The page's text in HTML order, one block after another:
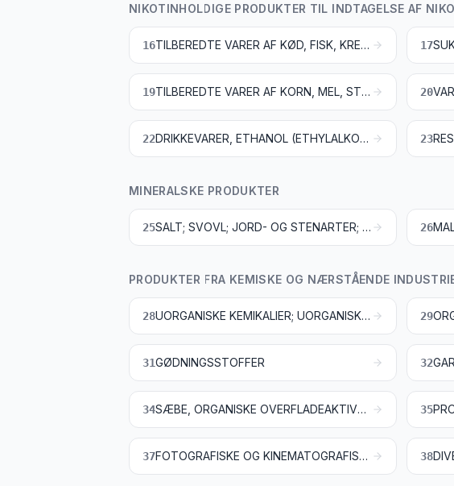
NIKOTINHOLDIGE PRODUKTER TIL INDTAGELSE AF
16 TILBEREDTE VARER AF KØD, FISK, KREBSDYR, BLØDDYR ELLER ANDRE HVIRVELLØSE VANDDYR ELLER INSEKTER 17
19 TILBEREDTE VARER AF KORN, MEL, STIVELSE ELLER MÆLK; BAGVÆRK 20
22 DRIKKEVARER, ETHANOL (ETHYLALKOHOL) OG EDDIKE 23
MINERALSKE PRODUKTER
25 SALT; SVOVL; JORD- OG STENARTER; GIPS, KALK OG CEMENT 26
PRODUKTER FRA KEMISKE OG NÆRSTÅENDE
28 UORGANISKE KEMIKALIER; UORGANISKE ELLER ORGANISKE FORBINDELSER AF ÆDLE METALLER, AF SJÆLDNE JORDARTERS METALLER, AF RADIOAKTIVE GRUNDSTOFFER OG AF ISOTOPER 29
31GØDNINGSSTOFFER 32
34 SÆBE, ORGANISKE OVERFLADEAKTIVE STOFFER SAMT VASKE- OG RENGØRINGSMIDLER, SMØREMIDLER, SYNTETISK VOKS OG TILBEREDT VOKS, PUDSE- OG SKUREMIDLER, LYS OG LIGNENDE PRODUKTER, MODELLERMASSE, DENTALVOKS OG ANDRE DENTALPRÆPARATER PÅ BASIS AF GIPS 35
37 FOTOGRAFISKE OG KINEMATOGRAFISKE ARTIKLER 38